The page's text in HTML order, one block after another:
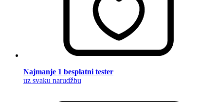
Najmanje 1 besplatni tester
uz svaku narudžbu